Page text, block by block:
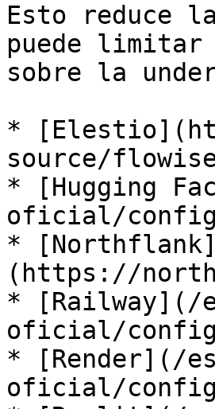
Esto reduce
puede
sobre la
*
source/
* [Hugging
oficial/
* [Northflank]
(https://
* [Railway](/
oficial/
* [Render](/
oficial/